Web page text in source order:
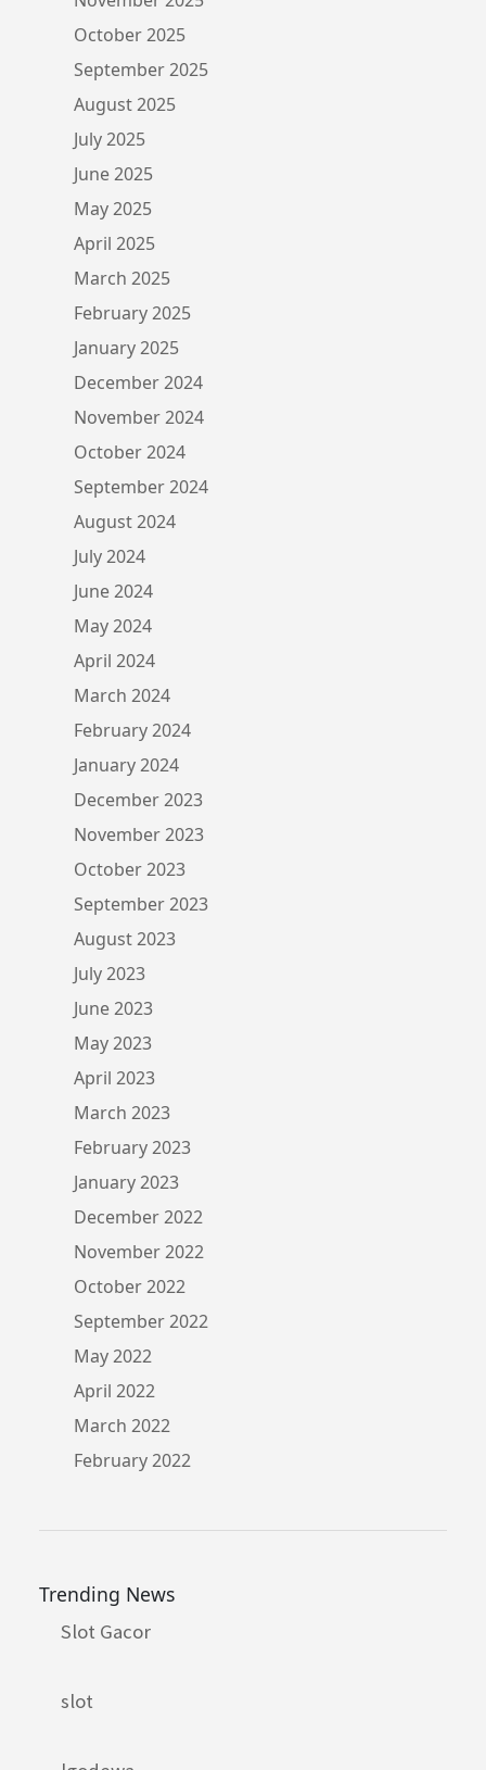
October 2025
September 2025
August 2025
July 2025
June 2025
May 2025
April 2025
March 2025
February 2025
January 2025
December 2024
November 2024
October 2024
September 2024
August 2024
July 2024
June 2024
May 2024
April 2024
March 2024
February 2024
January 2024
December 2023
November 2023
October 2023
September 2023
August 2023
July 2023
June 2023
May 2023
April 2023
March 2023
February 2023
January 2023
December 2022
November 2022
October 2022
September 2022
May 2022
April 2022
March 2022
February 2022
Trending News
Slot Gacor
slot